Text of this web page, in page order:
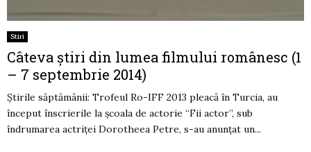
Stiri
Câteva știri din lumea filmului românesc (1
– 7 septembrie 2014)
Știrile săptămânii: Trofeul Ro-IFF 2013 pleacă în Turcia, au
început înscrierile la şcoala de actorie “Fii actor”, sub
îndrumarea actriței Dorotheea Petre, s-au anunțat un...